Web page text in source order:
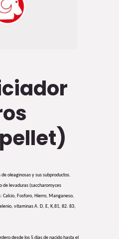
oleaginosas y sus subproductos.
de levaduras (saccharomyces
Calcio, Fosforo, Hierro, Manganeso,
vitaminas A. D, E, K,81, 82. 83,
desde los 5 días de nacido hasta el